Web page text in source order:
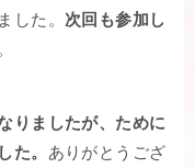
した。 次回も参加し
りましたが、ために
た。 ありがとうござ